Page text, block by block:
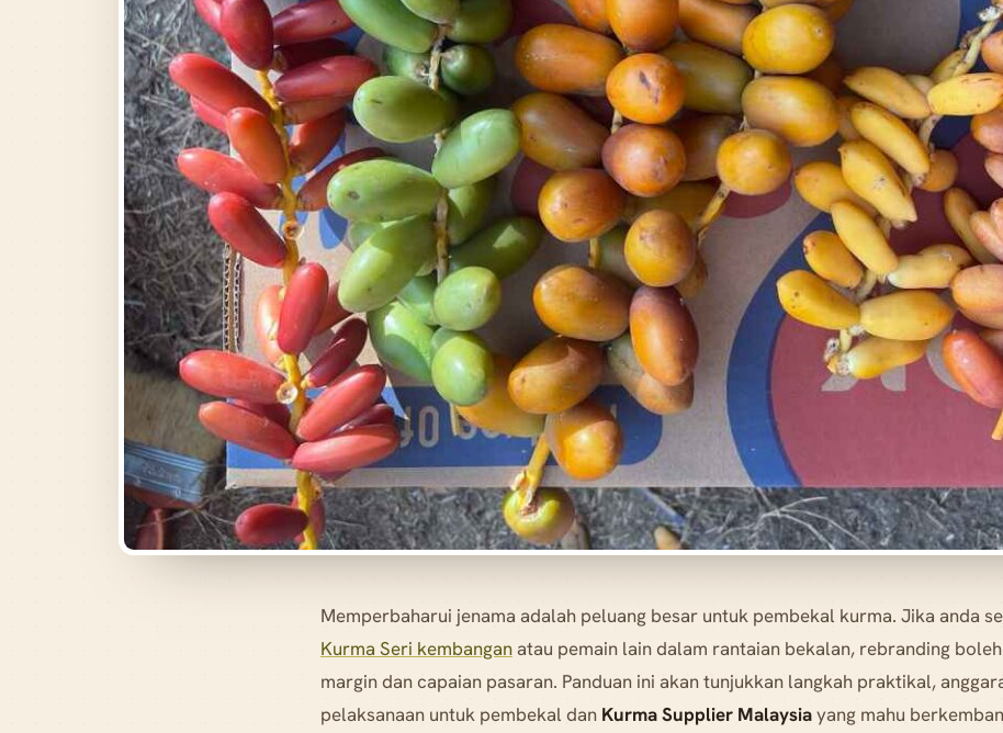
Memperbaharui jenama adalah peluang besar untuk pembekal kurma. Jika anda
Kurma Seri kembangan atau pemain lain dalam rantaian bekalan, rebranding
margin dan capaian pasaran. Panduan ini akan tunjukkan langkah praktikal,
pelaksanaan untuk pembekal dan Kurma Supplier Malaysiayang mahu